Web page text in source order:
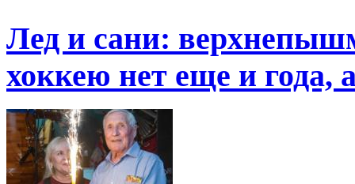
Лед и сани:
хоккею нет еще и года,